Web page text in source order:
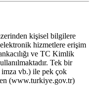
kişisel bilgilere
hizmetlere erişim
ve TC Kimlik
Tek bir
vb.) ile pek çok
(www.turkiye.gov.tr)